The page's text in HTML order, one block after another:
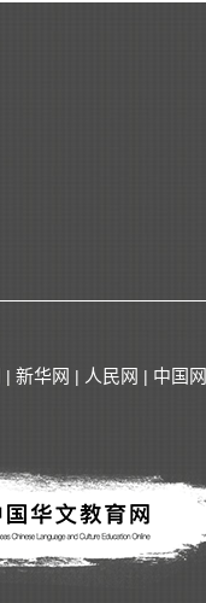
| 新华网 | 人民网 | 中国网